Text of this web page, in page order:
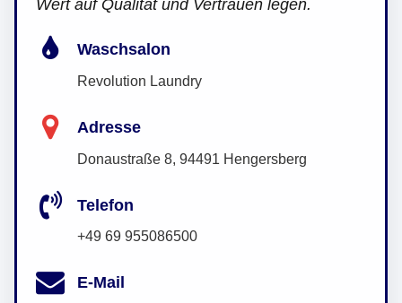
Wert auf Qualität und Vertrauen legen.
Waschsalon
Revolution Laundry
Adresse
Donaustraße 8, 94491 Hengersberg
Telefon
+49 69 955086500
E-Mail